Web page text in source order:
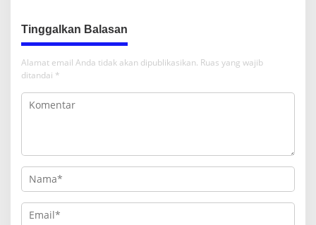
Tinggalkan Balasan
Alamat email Anda tidak akan dipublikasikan. Ruas yang wajib
ditandai *